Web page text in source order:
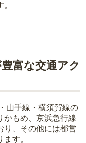
富な交通アク
山手線・横須賀線の
かもめ、京浜急行線
り、その他には都営
す。